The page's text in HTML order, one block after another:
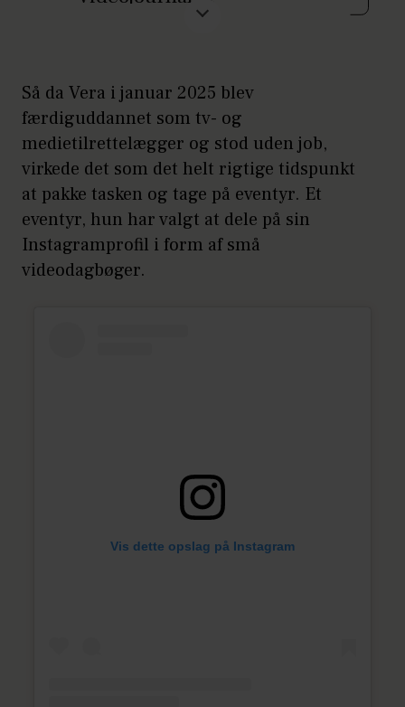
kan se ligeher.
27 år
Bor i København
Deler sine eventyr på
Instagram @veraaakaiser
Så da Vera i januar 2025 blev
færdiguddannet som tv- og
medietilrettelægger og stod uden job,
virkede det som det helt rigtige tidspunkt
at pakke tasken og tage på eventyr. Et
eventyr, hun har valgt at dele på sin
Instagramprofil i form af små
videodagbøger.
Vis dette opslag på Instagram